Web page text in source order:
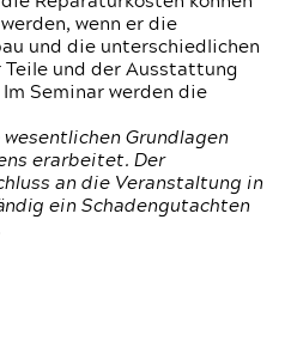
wenn er die
und die unterschiedlichen
und der Ausstattung
Seminar werden die
Grundlagen
erarbeitet. Der
an die Veranstaltung in
ein Schadengutachten